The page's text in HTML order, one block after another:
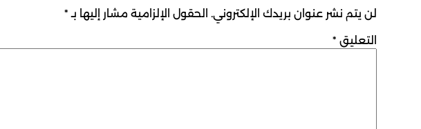
لن يتم نشر عنوان بريدك الإلكتروني. الحقول الإلزامية مشار إليها بـ *
التعليق *